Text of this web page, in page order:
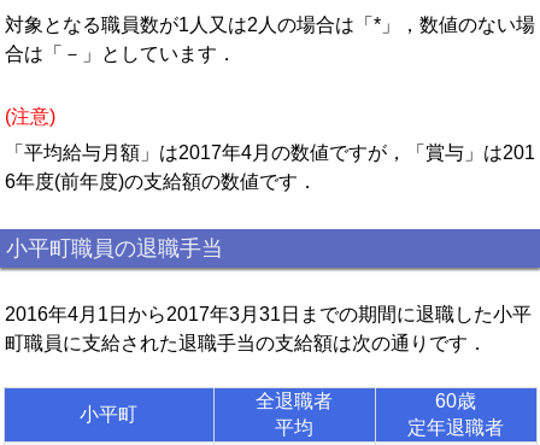
対象となる職員数が1人又は2人の場合は「*」，数値のない場
合は「－」としています．
(注意)
「平均給与月額」は2017年4月の数値ですが，「賞与」は201
6年度(前年度)の支給額の数値です．
小平町職員の退職手当
2016年4月1日から2017年3月31日までの期間に退職した小平
町職員に支給された退職手当の支給額は次の通りです．
小平町
全退職者
平均
60歳
定年退職者